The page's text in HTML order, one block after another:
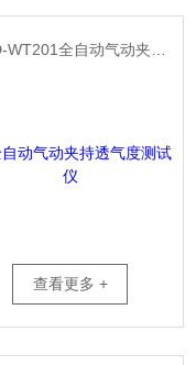
GTD-WT201全自动气动夹持透气度测试仪
查看更多 +